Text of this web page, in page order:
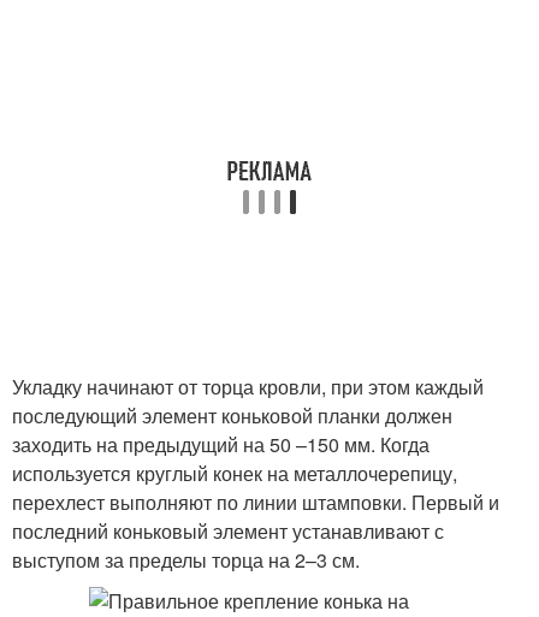
Укладку начинают от торца кровли, при этом каждый
последующий элемент коньковой планки должен
заходить на предыдущий на 50 –150 мм. Когда
используется круглый конек на металлочерепицу,
перехлест выполняют по линии штамповки. Первый и
последний коньковый элемент устанавливают с
выступом за пределы торца на 2–3 см.